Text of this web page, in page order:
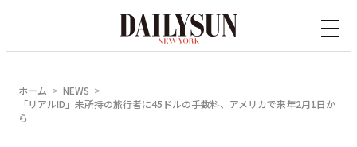
ホーム
NEWS
「リアルID」未所持の旅行者に45ドルの手数料、アメリカで来年2月1日か
ら